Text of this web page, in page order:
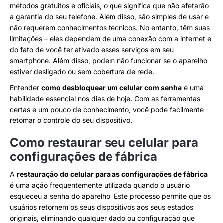
métodos gratuitos e oficiais, o que significa que não afetarão
a garantia do seu telefone. Além disso, são simples de usar e
não requerem conhecimentos técnicos. No entanto, têm suas
limitações – eles dependem de uma conexão com a internet e
do fato de você ter ativado esses serviços em seu
smartphone. Além disso, podem não funcionar se o aparelho
estiver desligado ou sem cobertura de rede.
Entender como desbloquear um celular com senha é uma
habilidade essencial nos dias de hoje. Com as ferramentas
certas e um pouco de conhecimento, você pode facilmente
retomar o controle do seu dispositivo.
Como restaurar seu celular para
configurações de fábrica
A restauração do celular para as configurações de fábrica
é uma ação frequentemente utilizada quando o usuário
esqueceu a senha do aparelho. Este processo permite que os
usuários retornem os seus dispositivos aos seus estados
originais, eliminando qualquer dado ou configuração que